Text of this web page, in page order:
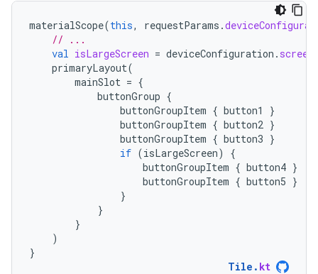
materialScope(this, requestParams .
// ...
val isLargeScreen = deviceConfiguration .
primaryLayout(
mainSlot = {
buttonGroup {
buttonGroupItem { button1
}
buttonGroupItem { button2 }
buttonGroupItem { button3 }
if (isLargeScreen)
{
buttonGroupItem { button4 }
buttonGroupItem { button5 }
}
}
}
)
}
Tile . kt